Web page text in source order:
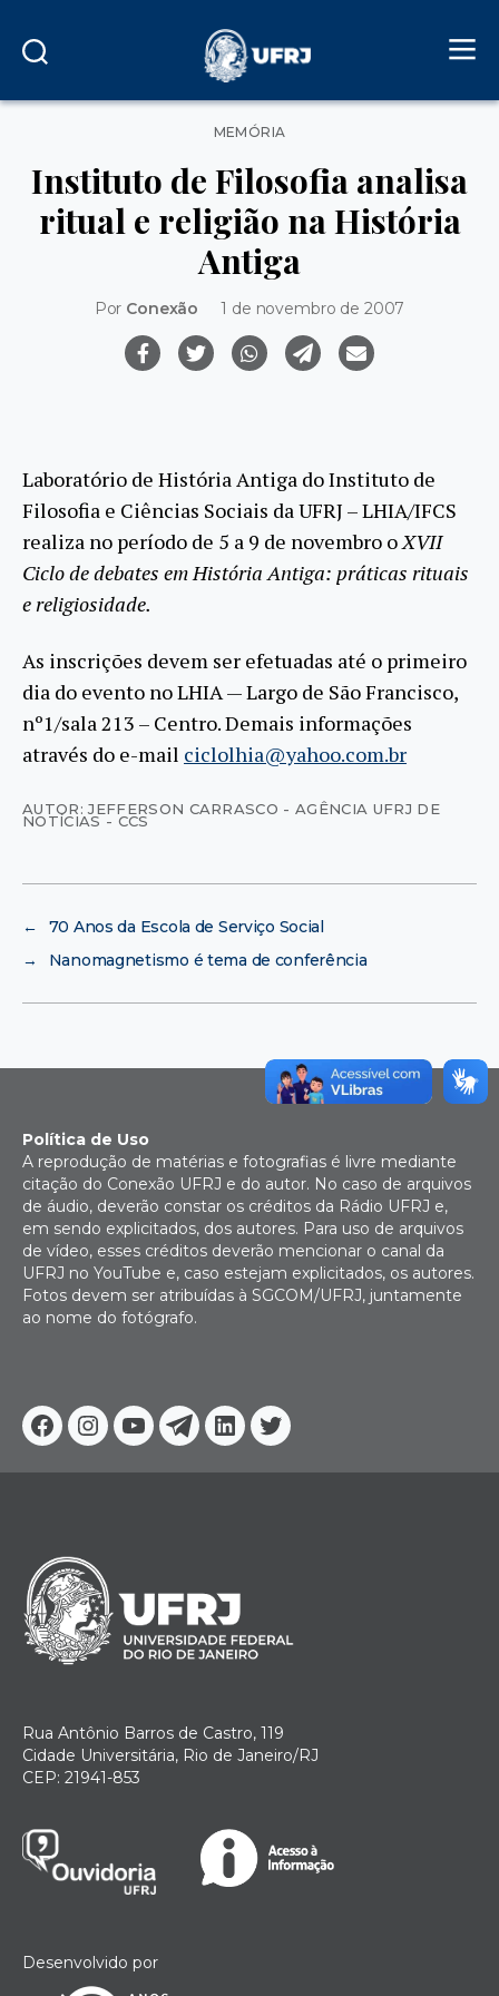
Categorias
MEMÓRIA
Instituto de Filosofia analisa
ritual e religião na História
Antiga
Por Conexão 1 de novembro de 2007
Laboratório de História Antiga do Instituto de
Filosofia e Ciências Sociais da UFRJ – LHIA/IFCS
realiza no período de 5 a 9 de novembro oXVII
Ciclo de debates em História Antiga: práticas rituais
e religiosidade.
As inscrições devem ser efetuadas até o primeiro
dia do evento no LHIA — Largo de São Francisco,
nº1/sala 213 – Centro. Demais informações
através do e-mail ciclolhia@yahoo.com.br
AUTOR: JEFFERSON CARRASCO - AGÊNCIA UFRJ DE
NOTÍCIAS - CCS
←
70 Anos da Escola de Serviço Social
→
Nanomagnetismo é tema de conferência
Facebook
Instagram
YoutubeTelegram
Linkedin
Twitter
Política de Uso
A reprodução de matérias e fotografias é livre mediante
citação do Conexão UFRJ e do autor. No caso de arquivos
de áudio, deverão constar os créditos da Rádio UFRJ e,
em sendo explicitados, dos autores. Para uso de arquivos
de vídeo, esses créditos deverão mencionar o canal da
UFRJ no YouTube e, caso estejam explicitados, os autores.
Fotos devem ser atribuídas à SGCOM/UFRJ, juntamente
ao nome do fotógrafo.
Rua Antônio Barros de Castro, 119
Cidade Universitária, Rio de Janeiro/RJ
CEP: 21941-853
Desenvolvido por